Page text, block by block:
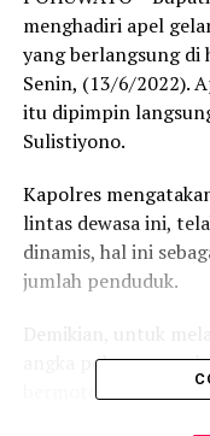
menghadiri apel
yang berlangsung di
Senin, (13/6/2022).
itu dipimpin
Sulistiyono.
Kapolres
lintas dewasa ini,
dinamis, hal ini
jumlah penduduk.
angka pelanggaran
bermotor baik roda